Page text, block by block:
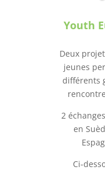
Youth
Deux
jeunes
différents
2
en
Ci-